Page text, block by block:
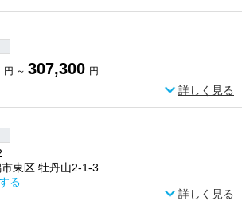
円 ～ 307,300 円
詳しく見る
東区 牡丹山2-1-3
る
詳しく見る